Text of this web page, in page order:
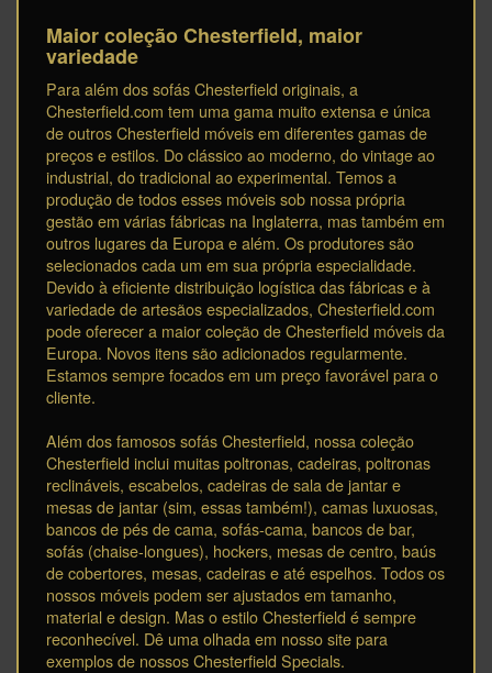
Maior coleção Chesterfield, maior
variedade
Para além dos sofás Chesterfield originais, a
Chesterfield.com tem uma gama muito extensa e única
de outros Chesterfield móveis em diferentes gamas de
preços e estilos. Do clássico ao moderno, do vintage ao
industrial, do tradicional ao experimental. Temos a
produção de todos esses móveis sob nossa própria
gestão em várias fábricas na Inglaterra, mas também em
outros lugares da Europa e além. Os produtores são
selecionados cada um em sua própria especialidade.
Devido à eficiente distribuição logística das fábricas e à
variedade de artesãos especializados, Chesterfield.com
pode oferecer a maior coleção de Chesterfield móveis da
Europa. Novos itens são adicionados regularmente.
Estamos sempre focados em um preço favorável para o
cliente.
Além dos famosos sofás Chesterfield, nossa coleção
Chesterfield inclui muitas poltronas, cadeiras, poltronas
reclináveis, escabelos, cadeiras de sala de jantar e
mesas de jantar (sim, essas também!), camas luxuosas,
bancos de pés de cama, sofás-cama, bancos de bar,
sofás (chaise-longues), hockers, mesas de centro, baús
de cobertores, mesas, cadeiras e até espelhos. Todos os
nossos móveis podem ser ajustados em tamanho,
material e design. Mas o estilo Chesterfield é sempre
reconhecível. Dê uma olhada em nosso site para
exemplos de nossos Chesterfield Specials.